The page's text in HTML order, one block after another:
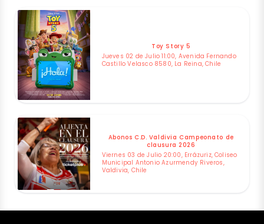
Toy Story 5
Jueves 02 de Julio 11:00, Avenida Fernando
Castillo Velasco 8580, La Reina, Chile
Abonos C.D. Valdivia Campeonato de
clausura 2026
Viernes 03 de Julio 20:00, Errázuriz, Coliseo
Municipal Antonio Azurmendy Riveros,
Valdivia, Chile